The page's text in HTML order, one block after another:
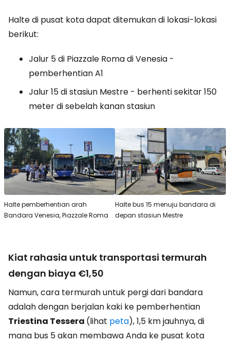
Halte di pusat kota dapat ditemukan di lokasi-lokasi
berikut:
Jalur 5 di Piazzale Roma di Venesia -
pemberhentian A1
Jalur 15 di stasiun Mestre - berhenti sekitar 150
meter di sebelah kanan stasiun
Halte pemberhentian arah
Bandara Venesia, Piazzale Roma
Halte bus 15 menuju bandara di
depan stasiun Mestre
Kiat rahasia untuk transportasi termurah
dengan biaya €1,50
Namun, cara termurah untuk pergi dari bandara
adalah dengan berjalan kaki ke pemberhentian
Triestina Tessera (lihat peta), 1,5 km jauhnya, di
mana bus 5 akan membawa Anda ke pusat kota